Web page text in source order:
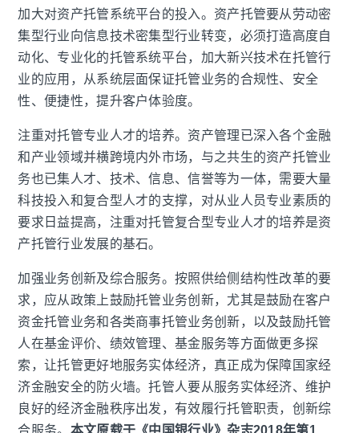
加大对资产托管系统平台的投入。资产托管要从劳动密
集型行业向信息技术密集型行业转变，必须打造高度自
动化、专业化的托管系统平台，加大新兴技术在托管行
业的应用，从系统层面保证托管业务的合规性、安全
性、便捷性，提升客户体验度。
注重对托管专业人才的培养。资产管理已深入各个金融
和产业领域并横跨境内外市场，与之共生的资产托管业
务也已集人才、技术、信息、信誉等为一体，需要大量
科技投入和复合型人才的支撑，对从业人员专业素质的
要求日益提高，注重对托管复合型专业人才的培养是资
产托管行业发展的基石。
加强业务创新及综合服务。按照供给侧结构性改革的要
求，应从政策上鼓励托管业务创新，尤其是鼓励在客户
资金托管业务和各类商事托管业务创新，以及鼓励托管
人在基金评价、绩效管理、基金服务等方面做更多探
索，让托管更好地服务实体经济，真正成为保障国家经
济金融安全的防火墙。托管人要从服务实体经济、维护
良好的经济金融秩序出发，有效履行托管职责，创新综
合服务。 本文原载于《中国银行业》杂志2018年第1